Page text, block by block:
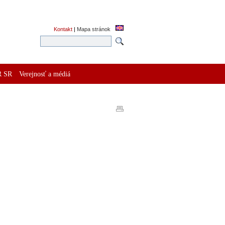
Kontakt | Mapa stránok
SR Verejnosť a médiá